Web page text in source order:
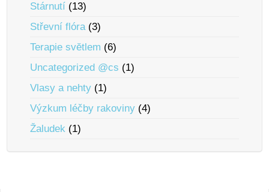
Stárnutí (13)
Střevní flóra(3)
Terapie svĕtlem (6)
Uncategorized @cs (1)
Vlasy a nehty (1)
Výzkum léčby rakoviny (4)
Žaludek (1)